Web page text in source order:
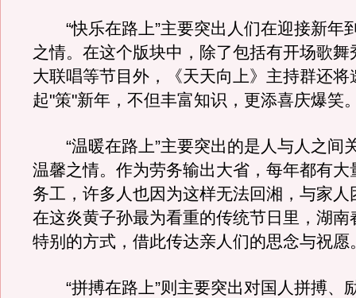
“快乐在路上”主要突出人们在迎接新年
之情。在这个版块中，除了包括有开场歌舞
大联唱等节目外，《天天向上》主持群还将
起"策"新年，不但丰富知识，更添喜庆爆笑
“温暖在路上”主要突出的是人与人之间
温馨之情。作为劳务输出大省，每年都有大
务工，许多人也因为这样无法回湘，与家人
在这炎黄子孙最为看重的传统节日里，湖南
特别的方式，借此传达亲人们的思念与祝愿
“拼搏在路上”则主要突出对国人拼搏、